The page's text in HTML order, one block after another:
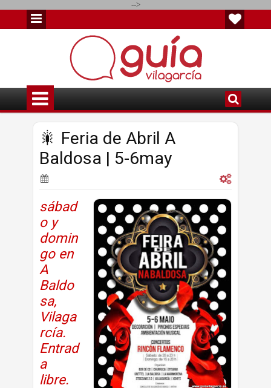
-->
🎇 Feria de Abril A
Baldosa | 5-6may
sábad
o y
domin
go en
A
Baldo
sa,
Vilaga
rcía.
Entrad
a
libre.